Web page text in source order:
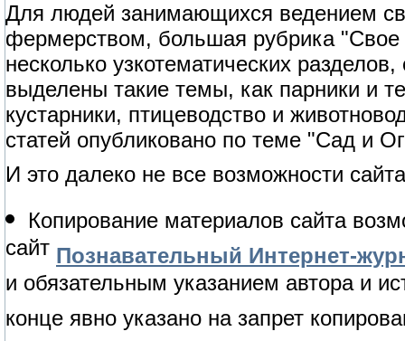
Для людей занимающихся ведением
фермерством, большая рубрика "Свое
несколько узкотематических
выделены такие темы, как парники и
кустарники, птицеводство и
статей опубликовано по теме "Сад и
И это далеко не все возможности
Копирование материалов сайта
сайт Познавательный Интернет-
и обязательным указанием автора и
конце явно указано на запрет